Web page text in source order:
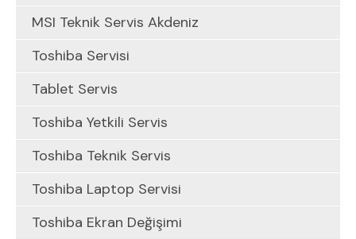
MSI Teknik Servis Akdeniz
Toshiba Servisi
Tablet Servis
Toshiba Yetkili Servis
Toshiba Teknik Servis
Toshiba Laptop Servisi
Toshiba Ekran Değişimi